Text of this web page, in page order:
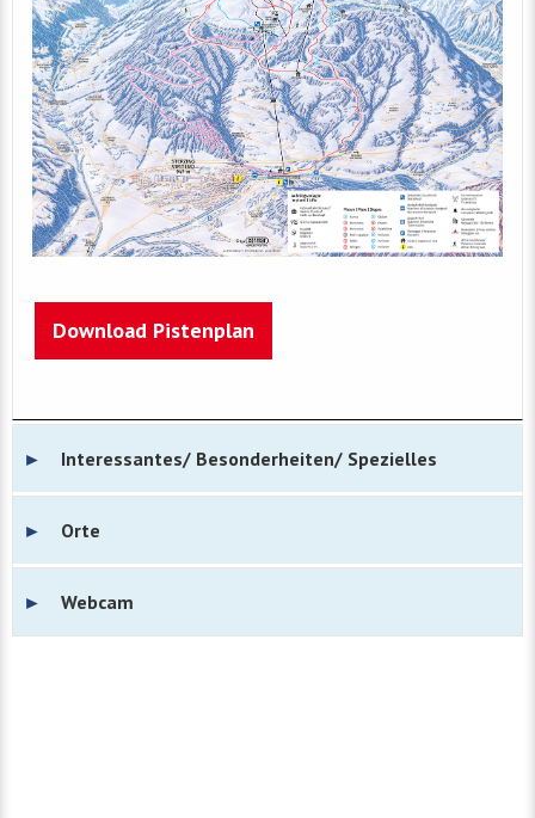
Download Pistenplan
Interessantes/ Besonderheiten/ Spezielles
Orte
Webcam